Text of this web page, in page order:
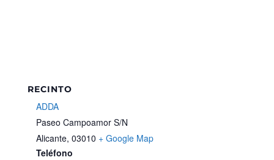
RECINTO
ADDA
Paseo Campoamor S/N
Alicante, 03010 + Google Map
Teléfono